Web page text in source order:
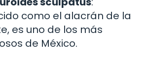
como el alacrán de la
es uno de los más
de México.